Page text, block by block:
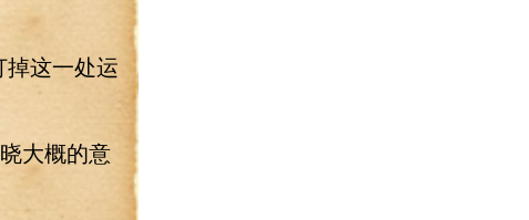
这一处运
大概的意